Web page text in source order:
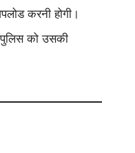
करनी होगी।
को उसकी